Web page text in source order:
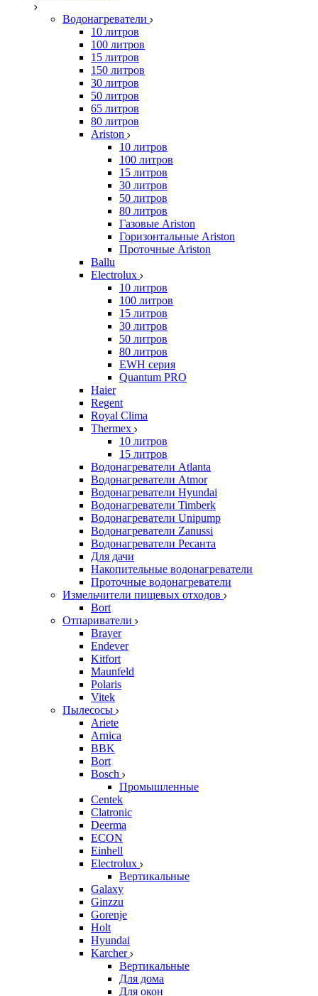
Водонагреватели
10 литров
100 литров
15 литров
150 литров
30 литров
50 литров
65 литров
80 литров
Ariston
10 литров
100 литров
15 литров
30 литров
50 литров
80 литров
Газовые Ariston
Горизонтальные Ariston
Проточные Ariston
Ballu
Electrolux
10 литров
100 литров
15 литров
30 литров
50 литров
80 литров
EWH серия
Quantum PRO
Haier
Regent
Royal Clima
Thermex
10 литров
15 литров
Водонагреватели Atlanta
Водонагреватели Atmor
Водонагреватели Hyundai
Водонагреватели Timberk
Водонагреватели Unipump
Водонагреватели Zanussi
Водонагреватели Ресанта
Для дачи
Накопительные водонагреватели
Проточные водонагреватели
Измельчители пищевых отходов
Bort
Отпариватели
Brayer
Endever
Kitfort
Maunfeld
Polaris
Vitek
Пылесосы
Ariete
Arnica
BBK
Bort
Bosch
Промышленные
Centek
Clatronic
Deerma
ECON
Einhell
Electrolux
Вертикальные
Galaxy
Ginzzu
Gorenje
Holt
Hyundai
Karcher
Вертикальные
Для дома
Для окон